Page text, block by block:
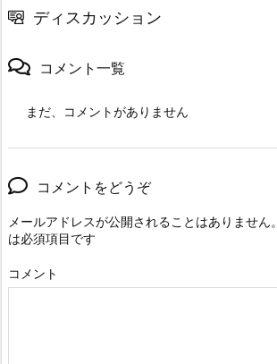
ディスカッション
コメント一覧
まだ、コメントがありません
コメントをどうぞ
メールアドレスが公開されることはありません。
は必須項目です
コメント